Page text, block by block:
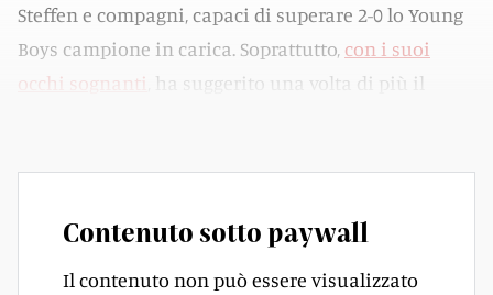
Steffen e compagni, capaci di superare 2-0 lo Young
Boys campione in carica. Soprattutto, con i suoi
occhi sognanti , ha suggerito una volta di più il
Contenuto sotto paywall
Il contenuto non può essere visualizzato